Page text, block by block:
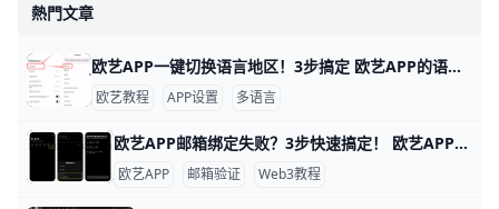
熱門文章
欧艺APP一键切换语言地区！3步搞定 欧艺APP的语言和地区切换非常简单，只需几步就能搞定，让你用母语界面更舒服。举个例子，如果你手机是英文版，想改成简体中文，整个过程不到1分钟。
欧艺教程 APP设置 多语言
欧艺APP邮箱绑定失败？3步快速搞定！ 欧艺APP无法绑定邮箱是很多用户遇到的常见问题，通常因为网络限制、邮箱服务商屏蔽或APP缓存问题导致。好消息是，通过简单步骤就能解决。下面我们一步步来试试。
欧艺APP 邮箱验证 Web3教程